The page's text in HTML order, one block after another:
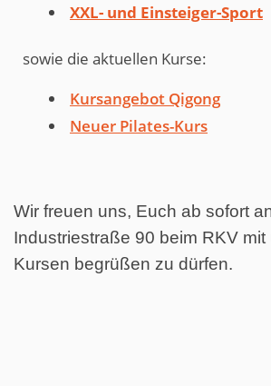
XXL- und Einsteiger-Sport
sowie die aktuellen Kurse:
Kursangebot Qigong
Neuer Pilates-Kurs
Wir freuen uns, Euch ab sofort
Industriestraße 90 beim RKV mit
Kursen begrüßen zu dürfen.